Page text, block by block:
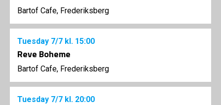
Bartof Cafe, Frederiksberg
Tuesday 7/7 kl. 15:00
Reve Boheme
Bartof Cafe, Frederiksberg
Tuesday 7/7 kl. 20:00